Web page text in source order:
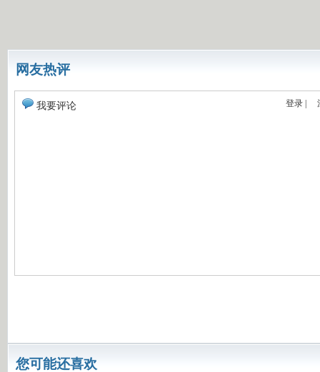
网友热评
登录 |
我要评论
您可能还喜欢